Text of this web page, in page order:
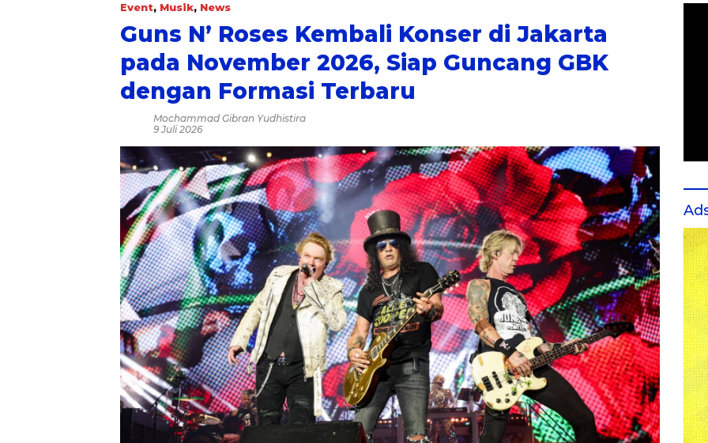
Event, Musik, News
Guns N’ Roses Kembali Konser di Jakarta
pada November 2026, Siap Guncang GBK
dengan Formasi Terbaru
Mochammad Gibran Yudhistira
9 Juli 2026